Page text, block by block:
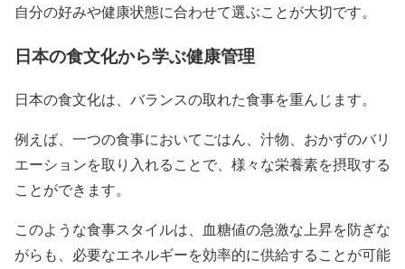
自分の好みや健康状態に合わせて選ぶことが大切です。
日本の食文化から学ぶ健康管理
日本の食文化は、バランスの取れた食事を重んじます。
例えば、一つの食事においてごはん、汁物、おかずのバリ
エーションを取り入れることで、様々な栄養素を摂取する
ことができます。
このような食事スタイルは、血糖値の急激な上昇を防ぎな
がらも、必要なエネルギーを効率的に供給することが可能